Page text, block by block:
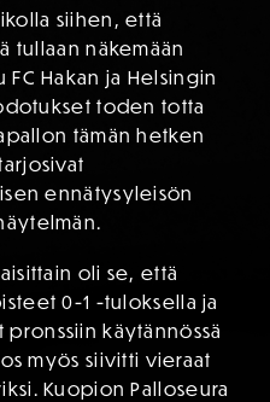
siihen, että
tullaan näkemään
Hakan ja Helsingin
toden totta
tämän hetken
ennätysyleisön
oli se, että
0-1 -tuloksella ja
käytännössä
myös siivitti vieraat
Kuopion Palloseura